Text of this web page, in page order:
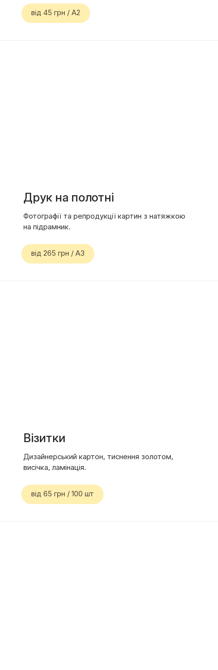
від 45 грн / A2
Друк на полотні
Фотографії та репродукції картин з натяжкою
на підрамник.
від 265 грн / А3
Візитки
Дизайнерський картон, тиснення золотом,
висічка, ламінація.
від 65 грн / 100 шт